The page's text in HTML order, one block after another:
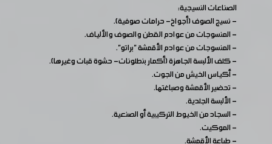
الصناعات النسيجية:
- نسيج الصوف (أجواخ- حرامات صوفية).
- المنسوجات من عوادم القطن والصوف والألياف.
- المنسوجات من عوادم الأقمشة "براتو".
- كلف الألبسة الجاهزة (أكمار بنطلونات- حشوة قبات وغيرها).
- أكياس الخيش من الجوت.
- تحضير الأقمشة وصباغتها.
- الألبسة الجلدية.
- السجاد من الخيوط التركيبية أو الصنعية.
- الموكيت.